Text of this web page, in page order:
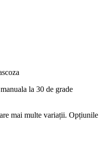
la 30 de grade
mai multe variații. Opțiunile